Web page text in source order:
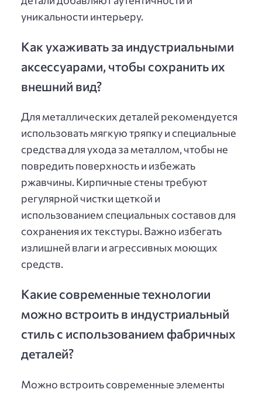
уникальности интерьеру.
Как ухаживать за индустриальными
аксессуарами, чтобы сохранить их
внешний вид?
Для металлических деталей рекомендуется
использовать мягкую тряпку и специальные
средства для ухода за металлом, чтобы не
повредить поверхность и избежать
ржавчины. Кирпичные стены требуют
регулярной чистки щеткой и
использованием специальных составов для
сохранения их текстуры. Важно избегать
излишней влаги и агрессивных моющих
средств.
Какие современные технологии
можно встроить в индустриальный
стиль с использованием фабричных
деталей?
Можно встроить современные элементы